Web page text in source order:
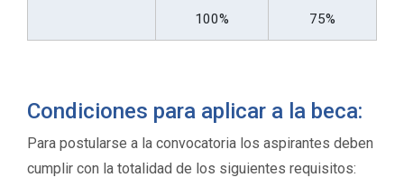
100% 75%
Condiciones para aplicar a la beca:
Para postularse a la convocatoria los aspirantes deben
cumplir con la totalidad de los siguientes requisitos: